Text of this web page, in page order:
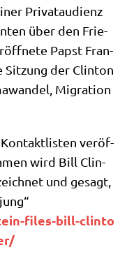
Pri­vat­au­di­enz
über den Frie­
Papst Fran­
Sit­zung der Clin­ton
Migra­ti­on
Kon­takt­li­sten ver­öf­
wird Bill Clin­
und gesagt,
​f​i​l​e​s​-​b​i​l​l​-​c​l​i​n​t​o​